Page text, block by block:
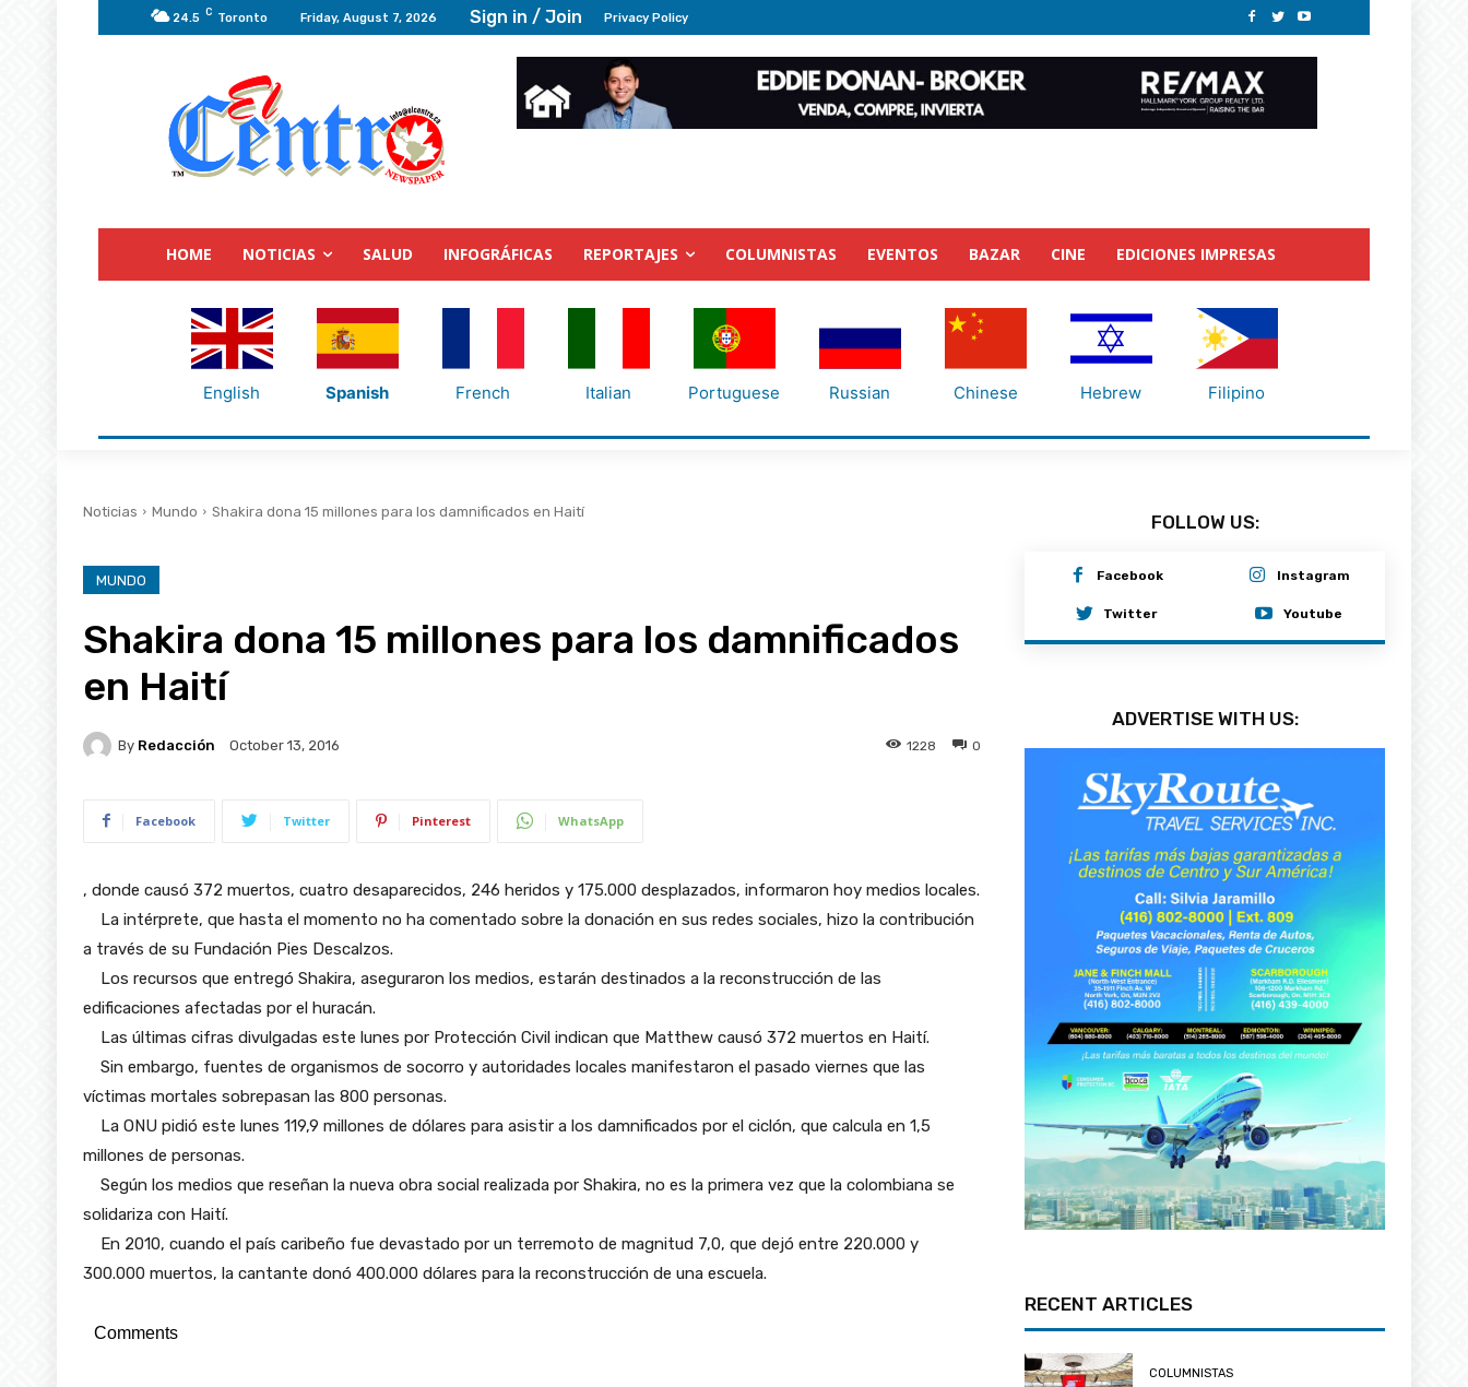
24.5 C Toronto Friday, August 7, 2026 Sign in / Join Privacy Policy
HOME NOTICIAS SALUD INFOGRÁFICAS REPORTAJES COLUMNISTAS EVENTOS BAZAR CINE EDICIONES IMPRESAS
English Spanish French Italian Portuguese Russian Chinese Hebrew Filipino
Noticias Mundo Shakira dona 15 millones para los damnificados en Haití
MUNDO
Shakira dona 15 millones para los damnificados
en Haití
By Redacción October 13, 2016 0
1228
Facebook Twitter Pinterest WhatsApp
, donde causó 372 muertos, cuatro desaparecidos, 246 heridos y 175.000 desplazados, informaron hoy medios locales.
La intérprete, que hasta el momento no ha comentado sobre la donación en sus redes sociales, hizo la contribución
a través de su Fundación Pies Descalzos.
Los recursos que entregó Shakira, aseguraron los medios, estarán destinados a la reconstrucción de las
edificaciones afectadas por el huracán.
Las últimas cifras divulgadas este lunes por Protección Civil indican que Matthew causó 372 muertos en Haití.
Sin embargo, fuentes de organismos de socorro y autoridades locales manifestaron el pasado viernes que las
víctimas mortales sobrepasan las 800 personas.
La ONU pidió este lunes 119,9 millones de dólares para asistir a los damnificados por el ciclón, que calcula en 1,5
millones de personas.
Según los medios que reseñan la nueva obra social realizada por Shakira, no es la primera vez que la colombiana se
solidariza con Haití.
En 2010, cuando el país caribeño fue devastado por un terremoto de magnitud 7,0, que dejó entre 220.000 y
300.000 muertos, la cantante donó 400.000 dólares para la reconstrucción de una escuela.
Comments
FOLLOW US:
Facebook Instagram
Twitter Youtube
ADVERTISE WITH US:
RECENT ARTICLES
COLUMNISTAS